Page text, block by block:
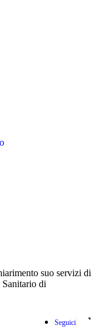
suo servizi di
di
Seguici